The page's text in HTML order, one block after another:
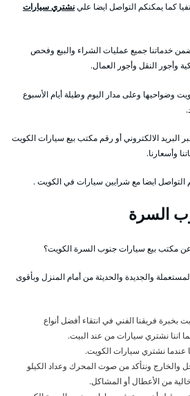
كما يمكنكم التواصل ايضا علينشتري سيارات
خدماتنا جميع عمليات الشراء والبيع وفحص
وأجور النقل وأجور العمال.
وضواحيها وعلى مدار اليوم وطيلة أيام الأسبوع
البريد الالكتروني أو رقم مكتب بيع سيارات الكويت
وأسعارنا.
التواصل ايضا مع شرايين سيارات في الكويت .
السرة
عن مكتب بيع سيارات جنوب السرة الكويت؟
والجديدة والحديثة من أمام المنزل وبأقوى
فريقنا الفني في انتقاء أفضل أنواع
اننا نشتري سيارات من عند البيت.
عندما نشتري سيارات الكويت.
ونتأكد من صوت المحرك وعداد الكيلو
من الأعطال أو المشاكل.